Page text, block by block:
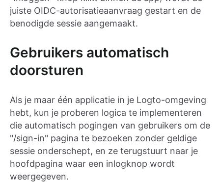
juiste OIDC-autorisatieaanvraag gestart en de
benodigde sessie aangemaakt.
Gebruikers automatisch
doorsturen
Als je maar één applicatie in je Logto-omgeving
hebt, kun je proberen logica te implementeren
die automatisch pogingen van gebruikers om de
"/sign-in" pagina te bezoeken zonder geldige
sessie onderschept, en ze terugstuurt naar je
hoofdpagina waar een inlogknop wordt
weergegeven.